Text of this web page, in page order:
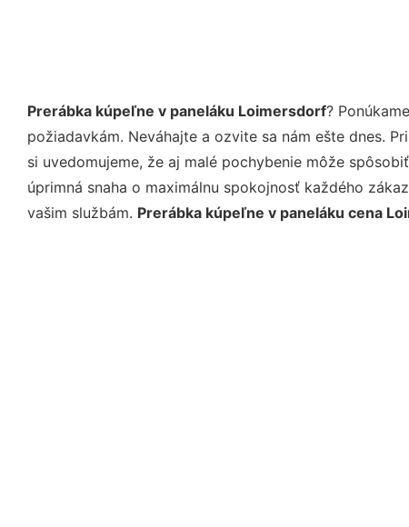
Prerábka kúpeľne v paneláku Loimersdorf?
požiadavkám. Neváhajte a ozvite sa nám ešte dnes.
si uvedomujeme, že aj malé pochybenie môže
úprimná snaha o maximálnu spokojnosť každého
vašim službám. Prerábka kúpeľne v paneláku cena